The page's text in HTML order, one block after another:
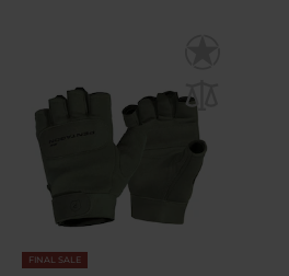
FINAL SALE